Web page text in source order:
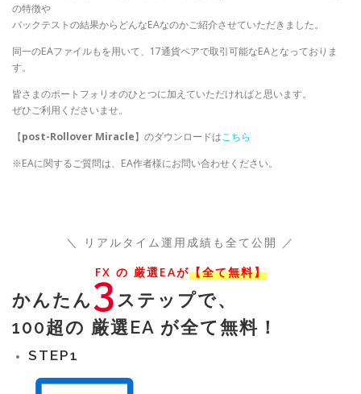
の特徴や
バックテストの結果からどんなEAなのかご紹介させていただきました。
同一のEAファイルもを用いて、17通貨ペアで取引可能なEAとなっておりま
す。
皆さまのポートフォリオのひとつに加えていただければと思います。
ぜひご利用くださいませ。
【post-Rollover Miracle】のダウンロードはこちら
※EAに関するご質問は、EA作者様にお問い合わせください。
＼ リアルタイム運用成績も全て公開 ／
FX の 厳選EAが【全て無料】
かんたん3ステップで、
100超の 厳選EA が全て無料！
STEP1